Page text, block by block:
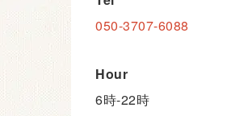
Address
ハウスKEY 2F